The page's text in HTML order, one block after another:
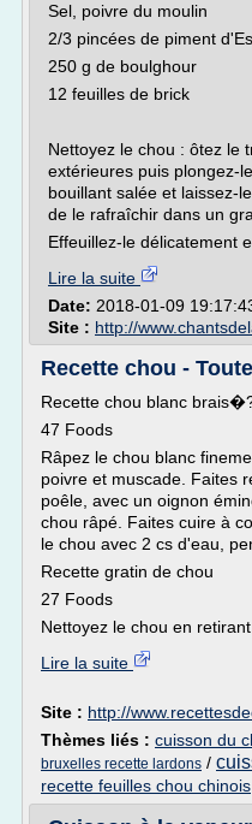
Sel, poivre du moulin
2/3 pincées de piment
250 g de boulghour
12 feuilles de brick
Nettoyez le chou : ôtez le
extérieures puis plongez-
bouillant salée et laissez-
de le rafraîchir dans un
Effeuillez-le délicatement
Lire la suite
Date: 2018-01-09
Site : http://
Recette chou -
Recette chou blanc
47 Foods
Râpez le chou blanc
poivre et muscade. Faites
poêle, avec un oignon
chou râpé. Faites cuire à
le chou avec 2 cs d'eau,
Recette gratin de chou
27 Foods
Nettoyez le chou en retirant
Lire la suite
Site : http://
Thèmes liés : cuisson du
bruxelles recette lardons /
recette feuilles chou chinois